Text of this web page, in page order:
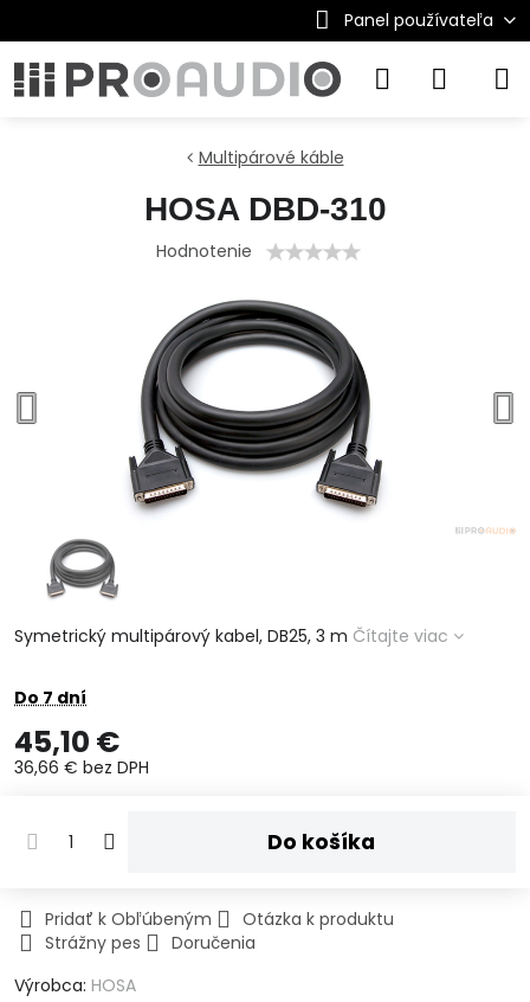
Panel používateľa
Multipárové káble
HOSA DBD-310
Hodnotenie
Symetrický multipárový kabel, DB25, 3 m Čítajte viac
Do 7 dní
45,10 €
36,66 € bez DPH
Do košíka
Pridať k Obľúbeným
Otázka k produktu
Strážny pes
Doručenia
Výrobca: HOSA